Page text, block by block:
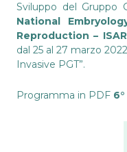
Sviluppo del Gruppo
National
Reproduction – ISAR
dal 25 al 27 marzo
Invasive PGT”.
Programma in PDF